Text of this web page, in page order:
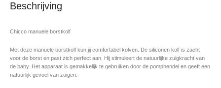
Beschrijving
Chicco manuele borstkolf
Met deze manuele borstkolf kun jij comfortabel kolven. De siliconen kolf is zacht
voor de borst en past zich perfect aan. Hij stimuleert de natuurlijke zuigkracht van
de baby. Het apparaat is gemakkelijk te gebruiken door de pomphendel en geeft een
natuurlijk gevoel van zuigen.